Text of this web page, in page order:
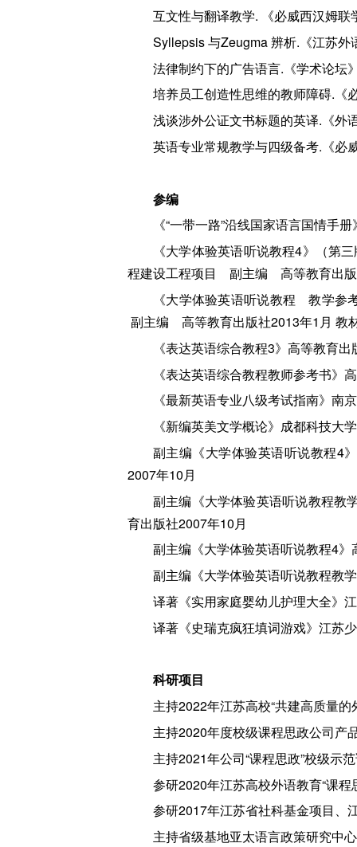
互文性与翻译教学. 《必威西汉姆联
Syllepsis 与Zeugma 辨析.《江苏
法律制约下的广告语言.《学术论坛
培养员工创造性思维的教师障碍.《
浅谈涉外公证文书标题的英译.《外
英语专业常规教学与四级备考.《必
参编
《“一带一路”沿线国家语言国情手
《大学体验英语听说教程4》（第
程建设工程项目 副主编 高等教育出
《大学体验英语听说教程 教学参
副主编 高等教育出版社2013年1月 教
《表达英语综合教程3》高等教育
《表达英语综合教程教师参考书》
《最新英语专业八级考试指南》南
《新编英美文学概论》成都科技大
副主编《大学体验英语听说教程4
2007年10月
副主编《大学体验英语听说教程教
育出版社2007年10月
副主编《大学体验英语听说教程4
副主编《大学体验英语听说教程教
译著《实用家庭婴幼儿护理大全》
译著《史瑞克疯狂填词游戏》江苏
科研项目
主持2022年江苏高校“共建高质量
主持2020年度校级课程思政公司产
主持2021年公司“课程思政”校级示
参研2020年江苏高校外语教育“课
参研2017年江苏省社科基金项目、
主持省级基地亚太语言政策研究中